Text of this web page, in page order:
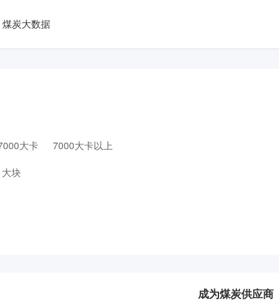
煤炭大数据
大卡
7000大卡以上
大块
成为煤炭供应商